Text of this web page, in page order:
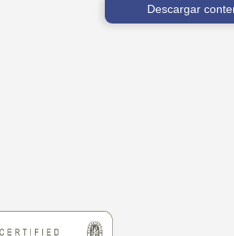
Descargar